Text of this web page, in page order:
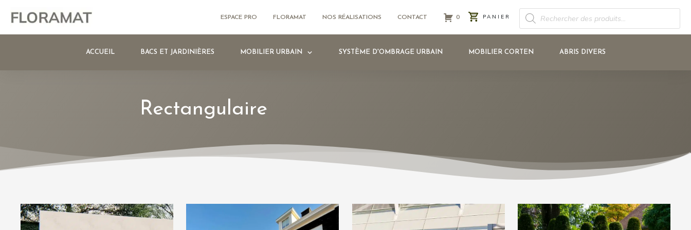
ESPACE PRO FLORAMAT NOS RÉALISATIONS CONTACT 0 PANIER
RECHERCHE
DE
PRODUITS
ACCUEIL BACS ET JARDINIÈRES MOBILIER URBAIN SYSTÈME D'OMBRAGE URBAIN MOBILIER CORTEN ABRIS DIVERS
Rectangulaire